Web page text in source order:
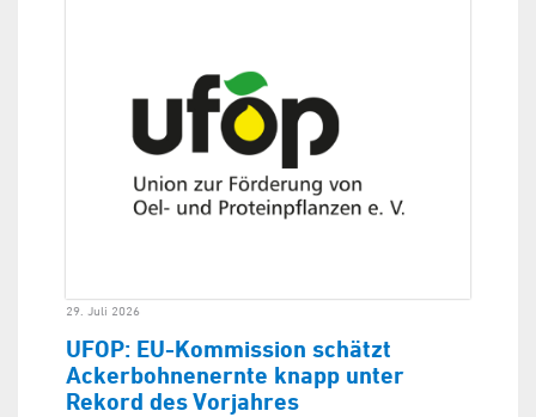
29. Juli 2026
UFOP: EU-Kommission schätzt
Ackerbohnenernte knapp unter
Rekord des Vorjahres